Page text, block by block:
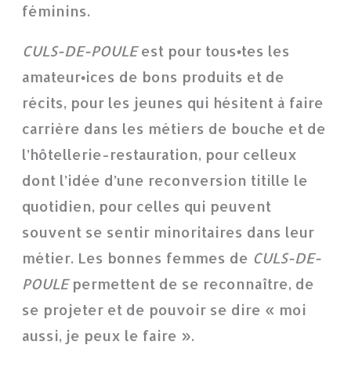
féminins.
CULS-DE-POULEest pour tous•tes les
amateur•ices de bons produits et de
récits, pour les jeunes qui hésitent à faire
carrière dans les métiers de bouche et de
l’hôtellerie-restauration, pour celleux
dont l’idée d’une reconversion titille le
quotidien, pour celles qui peuvent
souvent se sentir minoritaires dans leur
métier. Les bonnes femmes de CULS-DE-
POULEpermettent de se reconnaître, de
se projeter et de pouvoir se dire « moi
aussi, je peux le faire ».